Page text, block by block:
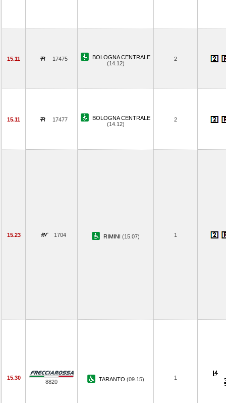
15.11 17475
BOLOGNA CENTRALE
(14.12)
2
15.11 17477
BOLOGNA CENTRALE
(14.12)
2
15.23 1704 RIMINI (15.07) 1
15.30
8820 TARANTO (09.15) 1